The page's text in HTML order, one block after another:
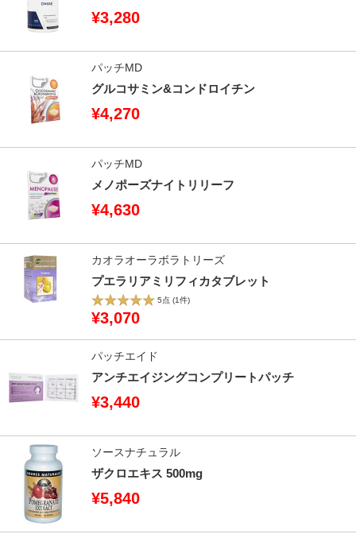
¥3,280
パッチMD
グルコサミン&コンドロイチン
¥4,270
パッチMD
メノポーズナイトリリーフ
¥4,630
カオラオーラボラトリーズ
プエラリアミリフィカタブレット
5点 (1件)
¥3,070
パッチエイド
アンチエイジングコンプリートパッチ
¥3,440
ソースナチュラル
ザクロエキス 500mg
¥5,840